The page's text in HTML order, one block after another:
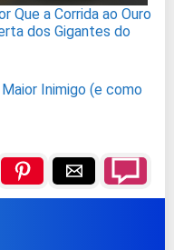
Que a Corrida ao Ouro
dos Gigantes do
Inimigo (e como